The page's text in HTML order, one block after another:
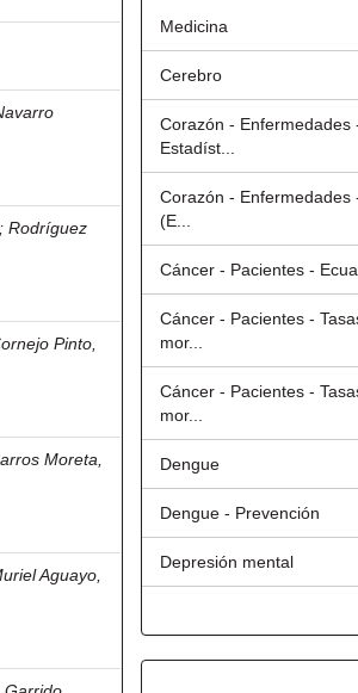
;Rodríguez
Pinto,
Moreta,
Aguayo,
Medicina
Cerebro
Corazón - Enfermedades
Estadíst...
Corazón - Enfermedades
(E...
Cáncer - Pacientes -
Cáncer - Pacientes -
mor...
Cáncer - Pacientes -
mor...
Dengue
Dengue - Prevención
Depresión mental